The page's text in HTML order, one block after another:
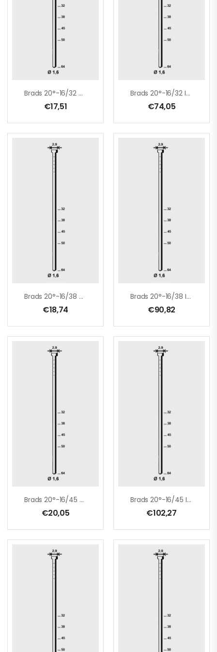
Brads 20°-16/32 Galva
€17,51
Brads 20°-16/32 INOX
€74,05
Brads 20°-16/38 Galva
€18,74
Brads 20°-16/38 INOX
€90,82
Brads 20°-16/45 Galva
€20,05
Brads 20°-16/45 INOX
€102,27